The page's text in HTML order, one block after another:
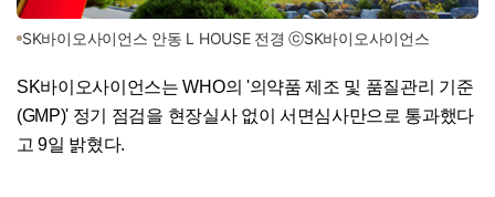
SK바이오사이언스 안동 L HOUSE 전경 ⓒSK바이오사이언스
SK바이오사이언스는 WHO의 '의약품 제조 및 품질관리 기준
(GMP)' 정기 점검을 현장실사 없이 서면심사만으로 통과했다
고 9일 밝혔다.